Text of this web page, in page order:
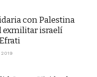
con Palestina
exmilitar israelí
2019